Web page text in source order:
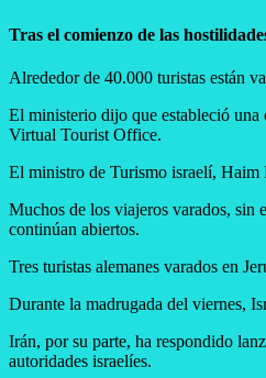
Tras el comienzo de las
Alrededor de 40.000 turistas están
El ministerio dijo que estableció
Virtual Tourist Office.
El ministro de Turismo israelí, Haim
Muchos de los viajeros varados, sin
continúan abiertos.
Tres turistas alemanes varados en
Durante la madrugada del viernes,
Irán, por su parte, ha respondido
autoridades israelíes.